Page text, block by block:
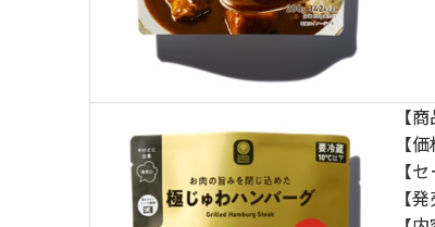
【
【
【
【